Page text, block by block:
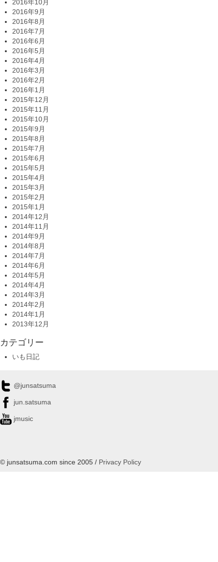
2016年10月
2016年9月
2016年8月
2016年7月
2016年6月
2016年5月
2016年4月
2016年3月
2016年2月
2016年1月
2015年12月
2015年11月
2015年10月
2015年9月
2015年8月
2015年7月
2015年6月
2015年5月
2015年4月
2015年3月
2015年2月
2015年1月
2014年12月
2014年11月
2014年9月
2014年8月
2014年7月
2014年6月
2014年5月
2014年4月
2014年3月
2014年2月
2014年1月
2013年12月
カテゴリー
いも日記
@junsatsuma
jun.satsuma
jmusic
© junsatsuma.com since 2005 / Privacy Policy